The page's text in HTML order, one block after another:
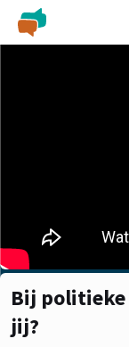
Bij
jij?